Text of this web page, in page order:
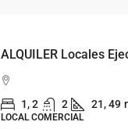
1, 2 2 21, 49
LOCAL COMERCIAL